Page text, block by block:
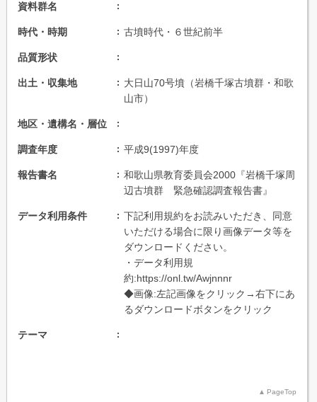
資料群名
時代・時期 古墳時代・６世紀前半
品質形状
出土・収集地
大日山70号墳（岩橋千塚古墳群・和歌
山市）
地区・遺構名・層位
調査年度 平成9(1997)年度
報告書名
和歌山県教育委員会2000『岩橋千塚周
辺古墳群 緊急確認調査報告書』
データ利用条件
下記利用規約をお読みいただき、同意
いただける場合に限り画像データ等を
ダウンロードください。
・データ利用規
約:https://onl.tw/Awjnnnr
◆画像:左記画像をクリック→右下にあ
るダウンロードボタンをクリック
テーマ
PageTop